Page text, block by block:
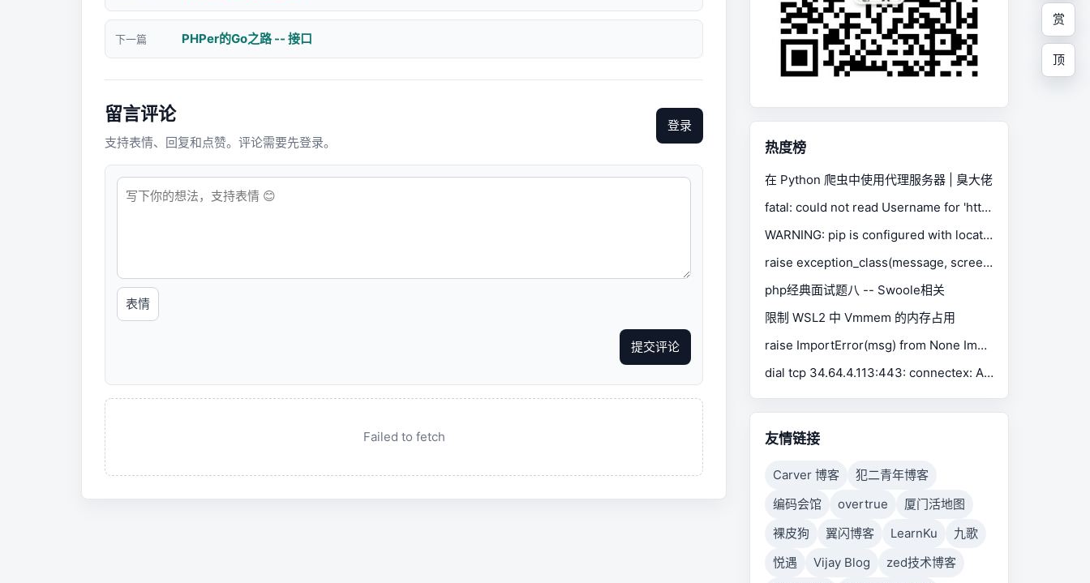
下一篇 PHPer的Go之路 -- 接口
留言评论
支持表情、回复和点赞。评论需要先登录。
登录
表情
提交评论
Failed to fetch
热度榜
在 Python 爬虫中使用代理服务器 | 臭大佬
fatal: could not read Username for 'https://gitee.com': No such device or address
WARNING: pip is configured with locations that require TLS/SSL, however the ssl module in Python is not available.
raise exception_class(message, screen, stacktrace) selenium.common.exceptions.SessionNotCreatedException
php经典面试题八 -- Swoole相关
限制 WSL2 中 Vmmem 的内存占用
raise ImportError(msg) from None ImportError: Missing optional dependency 'xlrd'. Install xlrd >= 1.0.0 for Excel support Use pip or conda to install xlrd.
dial tcp 34.64.4.113:443: connectex: A connection attempt failed because the connected party did not properly respond after a period of time, or established connection failed because connected host has failed to respond.
友情链接
Carver 博客
犯二青年博客
编码会馆
overtrue
厦门活地图
裸皮狗
翼闪博客 LearnKu
九歌
悦遇
Vijay Blog
zed技术博客
赏
顶